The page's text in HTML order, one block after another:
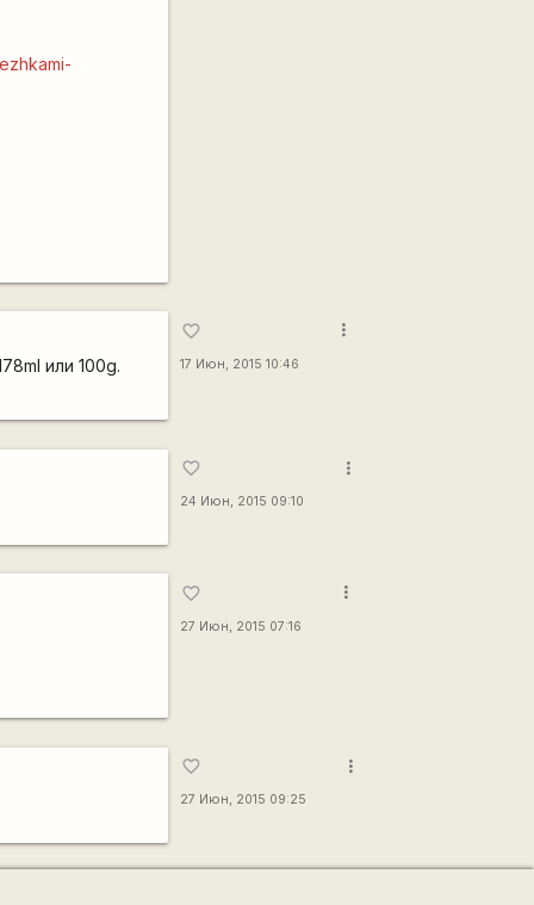
или 100g.
favorite_border
17 Июн, 2015 10:46
more_vert
favorite_border
24 Июн, 2015 09:10
more_vert
favorite_border
27 Июн, 2015 07:16
more_vert
favorite_border
27 Июн, 2015 09:25
more_vert